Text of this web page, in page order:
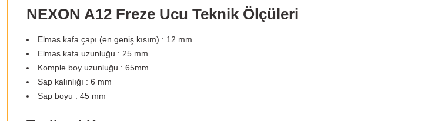
NEXON A12 Freze Ucu Teknik Ölçüleri
Elmas kafa çapı (en geniş kısım) : 12 mm
Elmas kafa uzunluğu : 25 mm
Komple boy uzunluğu : 65mm
Sap kalınlığı : 6 mm
Sap boyu : 45 mm